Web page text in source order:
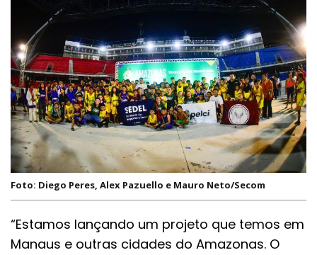
Foto: Diego Peres, Alex Pazuello e Mauro Neto/Secom
“Estamos lançando um projeto que temos em
Manaus e outras cidades do Amazonas. O